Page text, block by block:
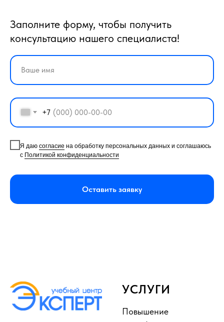
Заполните форму, чтобы получить
консультацию нашего специалиста!
+7
Я даю согласие на обработку персональных данных и соглашаюсь
с Политикой конфиденциальности
Оставить заявку
УСЛУГИ
Повышение